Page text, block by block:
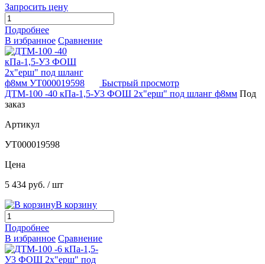
Запросить цену
Подробнее
В избранное Сравнение
Быстрый просмотр
ДТМ-100 -40 кПа-1,5-У3 ФОШ 2х"ерш" под шланг ф8мм Под
заказ
Артикул
УТ000019598
Цена
5 434 руб. / шт
В корзину
Подробнее
В избранное Сравнение